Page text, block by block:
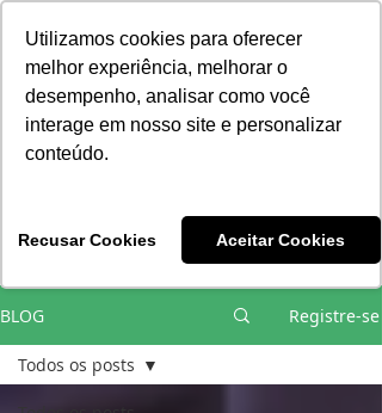
Utilizamos cookies para oferecer
melhor experiência, melhorar o
desempenho, analisar como você
interage em nosso site e personalizar
conteúdo.
Recusar Cookies Aceitar Cookies
Vivências e Cursos Iniciáticos
BLOG Registre-se
Todos os posts